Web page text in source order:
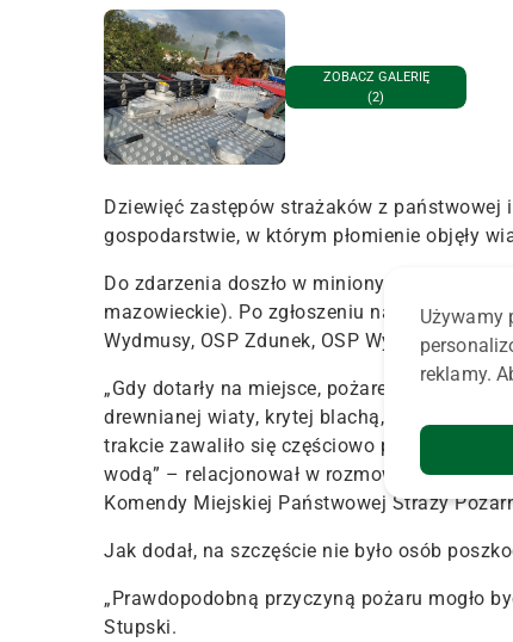
ZOBACZ GALERIĘ
(2)
Dziewięć zastępów strażaków z państwowej
gospodarstwie, w którym płomienie objęły
Do zdarzenia doszło w miniony czwartek
mazowieckie). Po zgłoszeniu na miejsce
Wydmusy, OSP Zdunek, OSP Wykrot, OSP
„Gdy dotarły na miejsce, pożarem objęte
drewnianej wiaty, krytej blachą, pod którą się
trakcie zawaliło się częściowo pokrycie
wodą” – relacjonował w rozmowie z
Komendy Miejskiej Państwowej Straży
Jak dodał, na szczęście nie było osób
„Prawdopodobną przyczyną pożaru mogło
Stupski.
Używamy
reklamy.